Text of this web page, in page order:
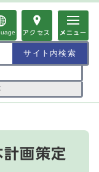
アクセス メニュー
画策定